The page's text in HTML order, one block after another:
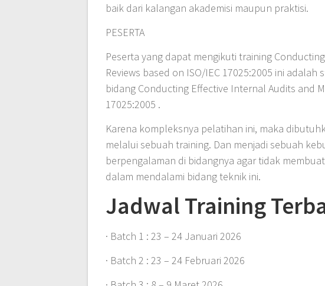
baik dari kalangan akademisi maupun praktisi.
PESERTA
Peserta yang dapat mengikuti training
Reviews based on ISO/IEC 17025:2005 ini
bidang Conducting Effective Internal Audits and
17025:2005 .
Karena kompleksnya pelatihan ini, maka
melalui sebuah training. Dan menjadi sebuah
berpengalaman di bidangnya agar tidak
dalam mendalami bidang teknik ini.
Jadwal Training
· Batch 1 : 23 – 24 Januari 2026
· Batch 2 : 23 – 24 Februari 2026